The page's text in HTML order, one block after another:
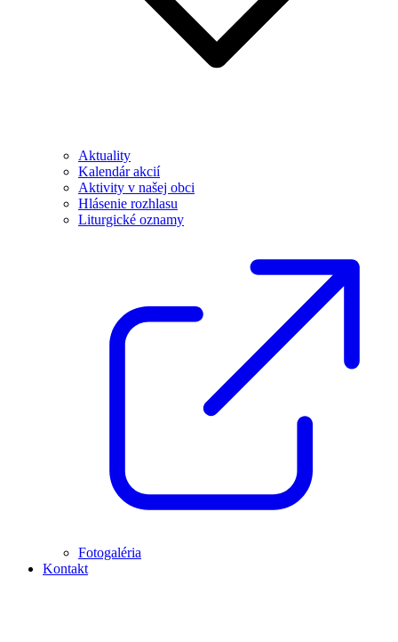
Aktuality
Kalendár akcií
Aktivity v našej obci
Hlásenie rozhlasu
Liturgické oznamy
Fotogaléria
Kontakt